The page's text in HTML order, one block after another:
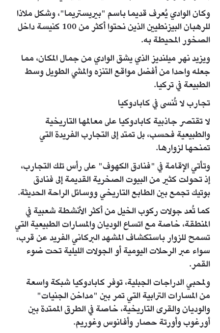
وكان الوادي يُعرف قديما باسم "بيريستريما"، وشكل ملاذا
للرهبان البيزنطيين الذين نحتوا أكثر من 100 كنيسة داخل
الصخور المحيطة به.
ويزيد نهر ميلنديز الذي يشق الوادي من جمال المكان، مما
جعله واحدا من أفضل مواقع التنزه والمشي الطويل وسط
الطبيعة في تركيا.
تجارب لا تُنسى في كابادوكيا
لا تقتصر جاذبية كابادوكيا على معالمها التاريخية
والطبيعية فحسب، بل تمتد إلى التجارب الفريدة التي
تمنحها لزوارها.
وتأتي الإقامة في "فنادق الكهوف" على رأس تلك التجارب،
إذ تحولت كثير من البيوت الصخرية القديمة إلى فنادق
بوتيك تجمع بين الطابع التاريخي ووسائل الراحة الحديثة.
كما تُعد جولات ركوب الخيل من أكثر الأنشطة شعبية في
المنطقة، خاصة مع اتساع الوديان والمسارات الطبيعية التي
تسمح للزوار باستكشاف المشهد البركاني الفريد عن قرب،
سواء عبر الرحلات اليومية أو الجولات الليلية تحت ضوء
القمر.
ولمحبي الدراجات الجبلية، توفر كابادوكيا شبكة واسعة
من المسارات الترابية التي تمر بين "مداخن الجنيات"
والوديان والقرى التاريخية، خاصة في الطرق الممتدة بين
أورغوب وأورتة حصار وأفانوس وغوريم.